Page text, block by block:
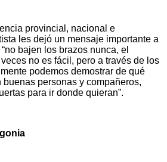
provincial, nacional e
les dejó un mensaje importante a
bajen los brazos nunca, el
no es fácil, pero a través de los
podemos demostrar de qué
personas y compañeros,
para ir donde quieran”.